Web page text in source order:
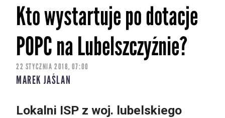
Kto wystartuje po dotacje
POPC na Lubelszczyźnie?
22 STYCZNIA 2018, 07:00
MAREK JAŚLAN
Lokalni ISP z woj. lubelskiego